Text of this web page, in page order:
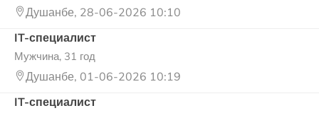
Душанбе, 28-06-2026 10:10
IT-специалист
Мужчина, 31 год
Душанбе, 01-06-2026 10:19
IT-специалист